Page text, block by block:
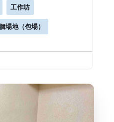
工作坊
場地（包場）